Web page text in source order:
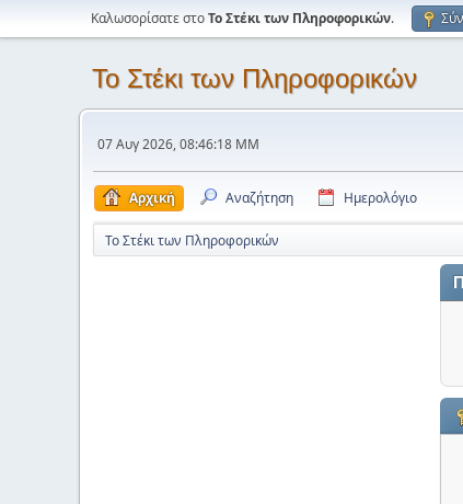
Καλωσορίσατε στοΤο Στέκι των Πληροφορικών.
Το Στέκι των Πληροφορικών
07 Αυγ 2026, 08:46:18 ΜΜ
Αρχική Αναζήτηση Ημερολόγιο
Το Στέκι των Πληροφορικών